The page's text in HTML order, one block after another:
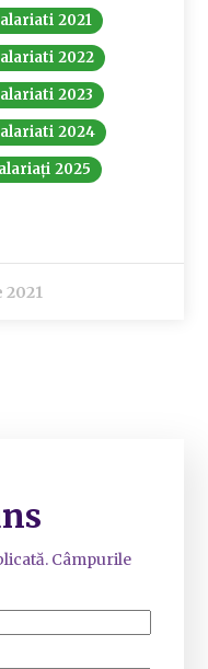
2021
2022
2023
2024
2025
Câmpurile